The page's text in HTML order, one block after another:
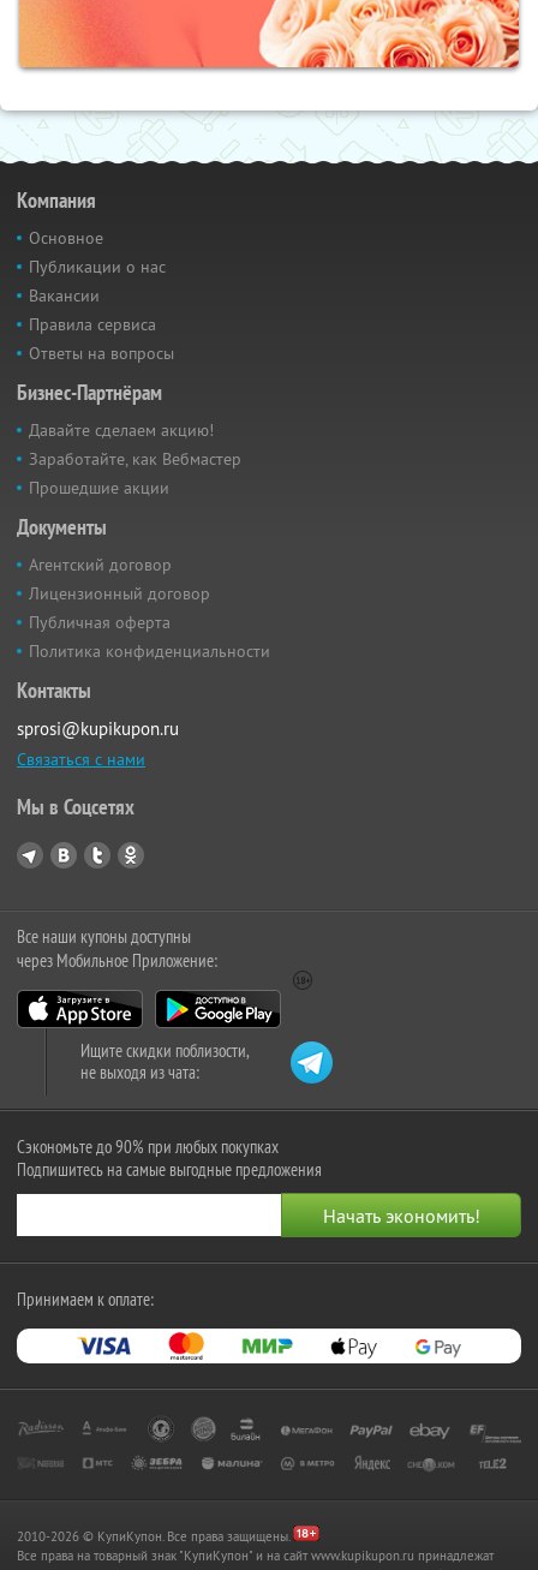
Компания
Основное
Публикации о нас
Вакансии
Правила сервиса
Ответы на вопросы
Бизнес-Партнёрам
Давайте сделаем акцию!
Заработайте, как Вебмастер
Прошедшие акции
Документы
Агентский договор
Лицензионный договор
Публичная оферта
Политика конфиденциальности
Контакты
sprosi@kupikupon.ru
Связаться с нами
Мы в Соцсетях
Все наши купоны доступны
через Мобильное Приложение:
Ищите скидки поблизости,
не выходя из чата:
Сэкономьте до 90% при любых покупках
Подпишитесь на самые выгодные предложения
Принимаем к оплате:
2010-2026 © КупиКупон. Все права защищены.
Все права на товарный знак "КупиКупон" и на сайт www.kupikupon.ru принадлежат